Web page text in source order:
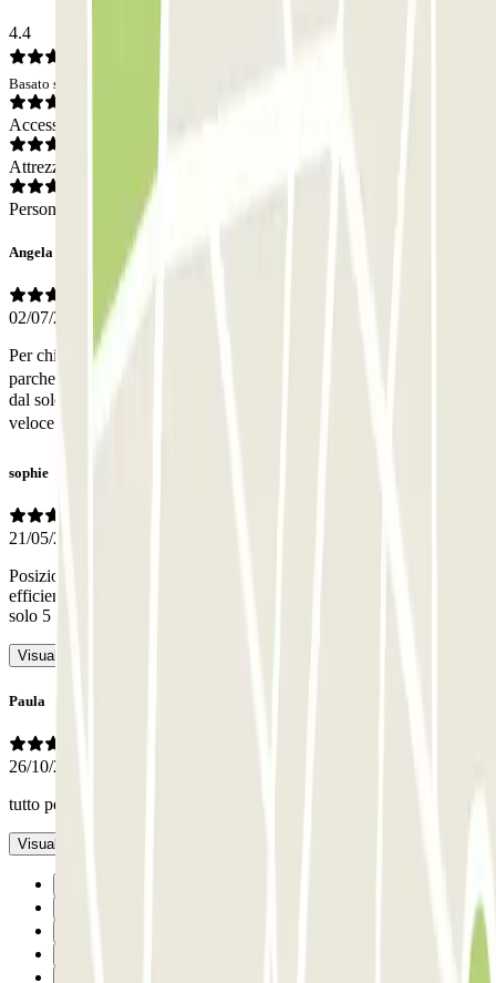
4.4
Basato su 105 opinioni
Accesso
Attrezzatura
Personale
Angela
02/07/2026
Per chi vuole parcheggiare a due passi dal colosseo.. questo
parcheggio � ottimo! Parcheggio seminterrato, macchina riparata
dal sole cocente (io ci sono stata l'1 luglio) il personale gentilissimo e
veloce. Lo consiglio a tutti!!!❤️
sophie
21/05/2026
Posizione eccellente, molto facile da raggiungere, personale molto
efficiente, molto ben organizzato, ci chiamano un taxi che è arrivato
solo 5 minuti dopo
Visualizza l’originale
Paula
26/10/2025
tutto perfetto
Visualizza l’originale